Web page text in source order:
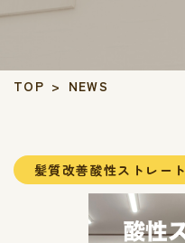
TOP > NEWS
髪質改善酸性ストレート